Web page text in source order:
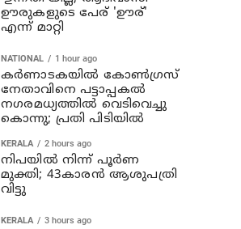
ഊരുകളുടെ പേര് 'ഊര്'
എന്ന് മാറ്റി
NATIONAL 1 hour ago
കര്‍ണാടകയില്‍ കോണ്‍ഗ്രസ്
നേതാവിനെ പട്ടാപ്പകല്‍
നഗരമധ്യത്തില്‍ വെടിവെച്ചു
കൊന്നു; പ്രതി പിടിയില്‍
KERALA 2 hours ago
നിപയില്‍ നിന്ന് പൂര്‍ണ
മുക്തി; 43കാരന്‍ ആശുപത്രി
വിട്ടു
KERALA 3 hours ago